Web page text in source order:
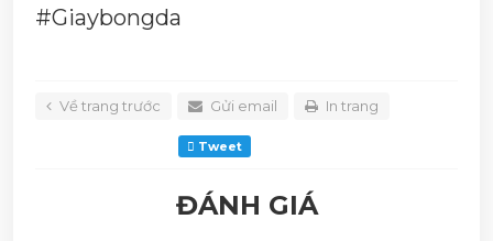
#Giaybongda
Về trang trước Gửi email In trang
Tweet
ĐÁNH GIÁ